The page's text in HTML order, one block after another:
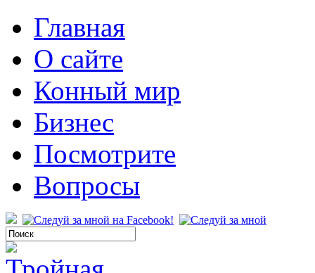
Главная
О сайте
Конный мир
Бизнес
Посмотрите
Вопросы